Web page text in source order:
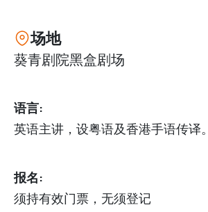
场地
葵青剧院黑盒剧场
语言:
英语主讲，设粤语及香港手语传译。
报名:
须持有效门票，无须登记